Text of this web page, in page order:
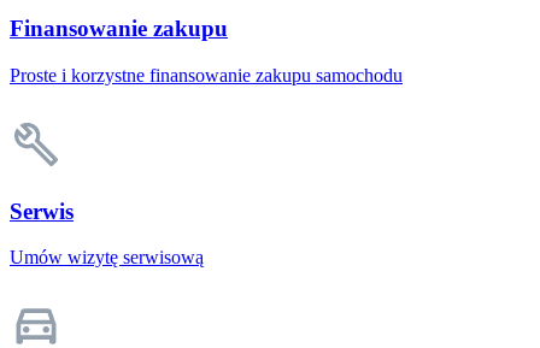
Finansowanie zakupu
Proste i korzystne finansowanie zakupu samochodu
Serwis
Umów wizytę serwisową